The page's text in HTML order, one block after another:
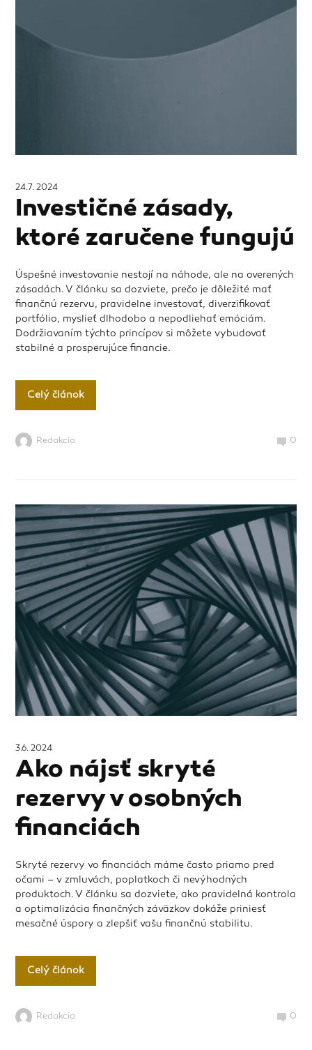
24.7. 2024
Investičné zásady,
ktoré zaručene fungujú
Úspešné investovanie nestojí na náhode, ale na overených
zásadách. V článku sa dozviete, prečo je dôležité mať
finančnú rezervu, pravidelne investovať, diverzifikovať
portfólio, myslieť dlhodobo a nepodliehať emóciám.
Dodržiavaním týchto princípov si môžete vybudovať
stabilné a prosperujúce financie.
Celý článok
Redakcia 0
3.6. 2024
Ako nájsť skryté
rezervy v osobných
financiách
Skryté rezervy vo financiách máme často priamo pred
očami – v zmluvách, poplatkoch či nevýhodných
produktoch. V článku sa dozviete, ako pravidelná kontrola
a optimalizácia finančných záväzkov dokáže priniesť
mesačné úspory a zlepšiť vašu finančnú stabilitu.
Celý článok
Redakcia 0